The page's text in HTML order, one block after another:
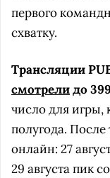
первого
схватку.
Трансляции
смотрелидо
число для игры,
полугода.
онлайн: 27
29 августа пик